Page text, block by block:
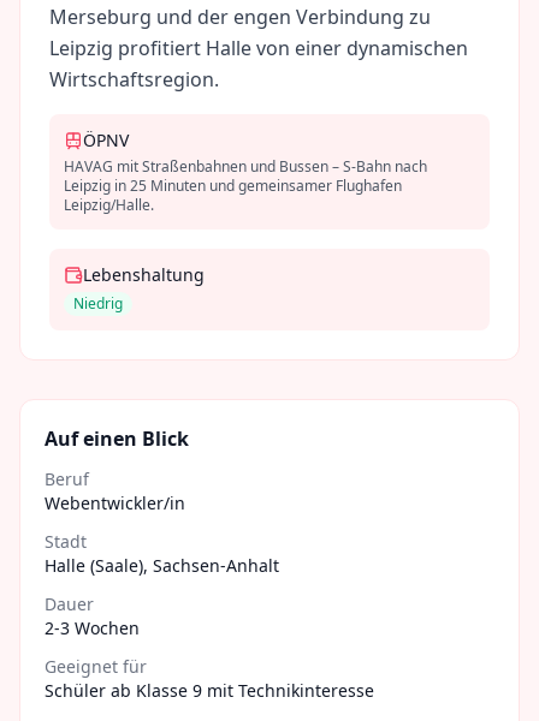
Merseburg und der engen Verbindung zu
Leipzig profitiert Halle von einer dynamischen
Wirtschaftsregion.
ÖPNV
HAVAG mit Straßenbahnen und Bussen – S-Bahn nach
Leipzig in 25 Minuten und gemeinsamer Flughafen
Leipzig/Halle.
Lebenshaltung
Niedrig
Auf einen Blick
Beruf
Webentwickler/in
Stadt
Halle (Saale), Sachsen-Anhalt
Dauer
2-3 Wochen
Geeignet für
Schüler ab Klasse 9 mit Technikinteresse